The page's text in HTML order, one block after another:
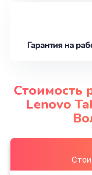
Гарантия на
Стоимость
Lenovo